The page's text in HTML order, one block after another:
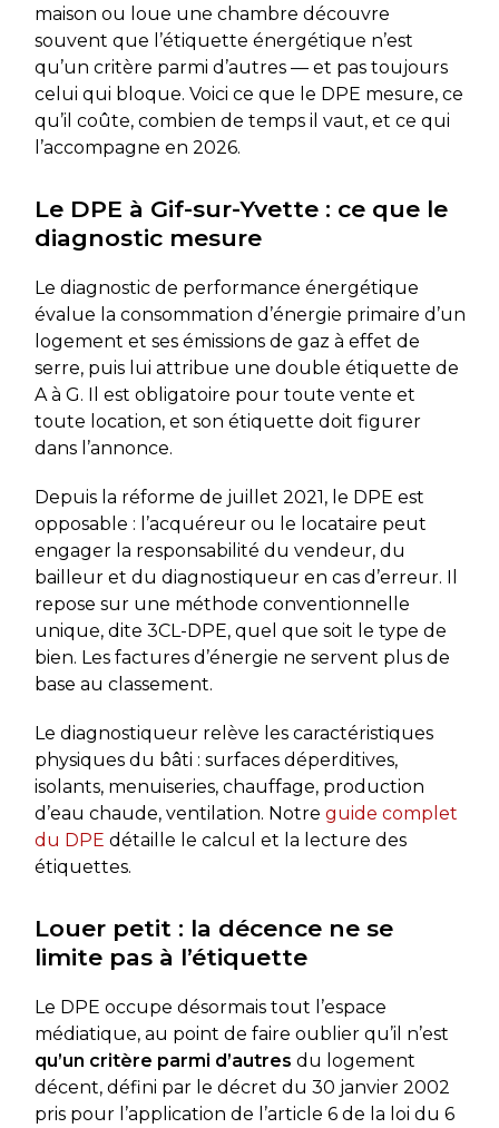
maison ou loue une chambre découvre
souvent que l’étiquette énergétique n’est
qu’un critère parmi d’autres — et pas toujours
celui qui bloque. Voici ce que le DPE mesure, ce
qu’il coûte, combien de temps il vaut, et ce qui
l’accompagne en 2026.
Le DPE à Gif-sur-Yvette : ce que le
diagnostic mesure
Le diagnostic de performance énergétique
évalue la consommation d’énergie primaire d’un
logement et ses émissions de gaz à effet de
serre, puis lui attribue une double étiquette de
A à G. Il est obligatoire pour toute vente et
toute location, et son étiquette doit figurer
dans l’annonce.
Depuis la réforme de juillet 2021, le DPE est
opposable : l’acquéreur ou le locataire peut
engager la responsabilité du vendeur, du
bailleur et du diagnostiqueur en cas d’erreur. Il
repose sur une méthode conventionnelle
unique, dite 3CL-DPE, quel que soit le type de
bien. Les factures d’énergie ne servent plus de
base au classement.
Le diagnostiqueur relève les caractéristiques
physiques du bâti : surfaces déperditives,
isolants, menuiseries, chauffage, production
d’eau chaude, ventilation. Notre guide complet
du DPE détaille le calcul et la lecture des
étiquettes.
Louer petit : la décence ne se
limite pas à l’étiquette
Le DPE occupe désormais tout l’espace
médiatique, au point de faire oublier qu’il n’est
qu’un critère parmi d’autres du logement
décent, défini par le décret du 30 janvier 2002
pris pour l’application de l’article 6 de la loi du 6